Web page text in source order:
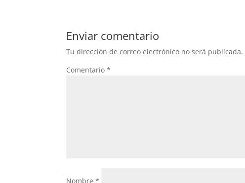
Enviar comentario
Tu dirección de correo electrónico no será publicada.
Comentario*
Nombre*